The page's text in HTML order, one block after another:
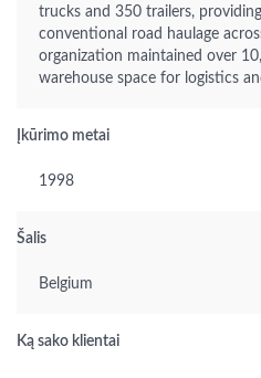
trucks and 350 trailers,
conventional road haulage
organization maintained over
warehouse space for logistics
Įkūrimo metai
1998
Šalis
Belgium
Ką sako klientai